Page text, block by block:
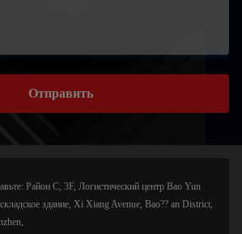
Отправить
Район C, 3F, Логистический центр Bao Yun
здание, Xi Xiang Avenue, Bao?? an District,